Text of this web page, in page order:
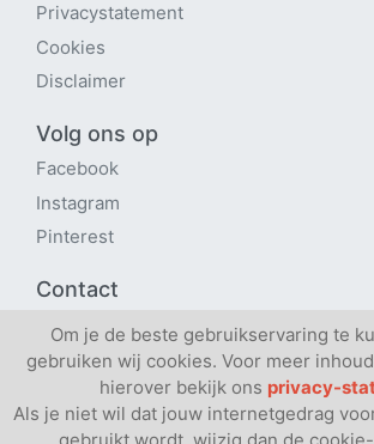
Privacystatement
Cookies
Disclaimer
Volg ons op
Facebook
Instagram
Pinterest
Contact
Contactpagina
Verhuren via ons platform?
Om je de beste gebruikservaring te
gebruiken wij cookies. Voor meer
hierover bekijk ons privacy-
Als je niet wil dat jouw internetgedrag